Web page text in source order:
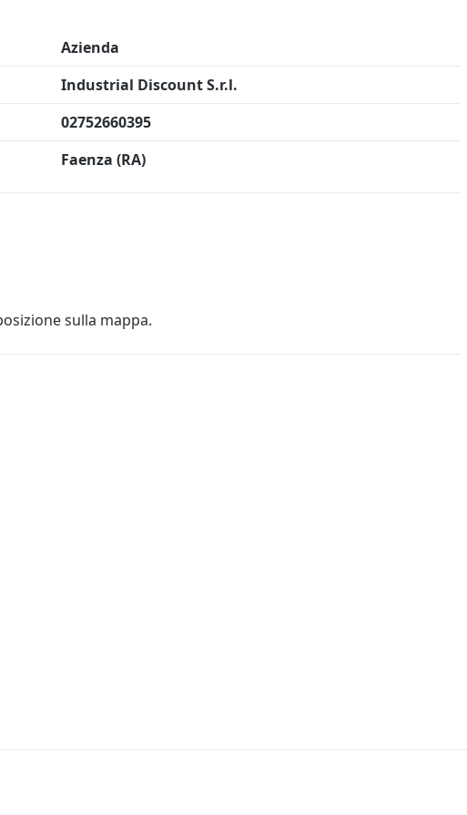
Azienda
Industrial Discount S.r.l.
02752660395
Faenza (RA)
sulla mappa.